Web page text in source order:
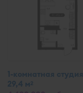
1-комнатная студия
29,4 м2